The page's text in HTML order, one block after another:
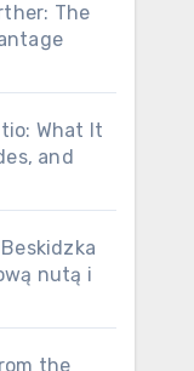
The
What It
and
nutą i
the